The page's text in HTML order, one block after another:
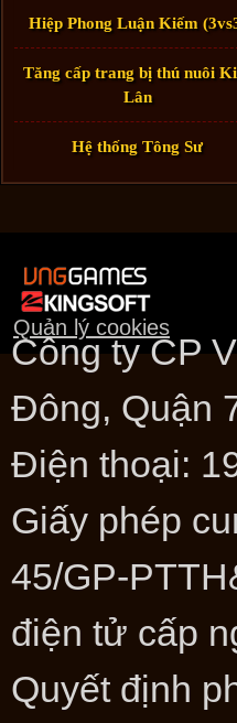
Hiệp Phong Luận Kiếm
Tăng cấp trang bị thú nuôi
Lân
Hệ thống Tông Sư
Công ty CP
Đông, Quận
Điện thoại:
Giấy phép
45/GP-
điện tử cấp
Quyết định
Quản lý cookies